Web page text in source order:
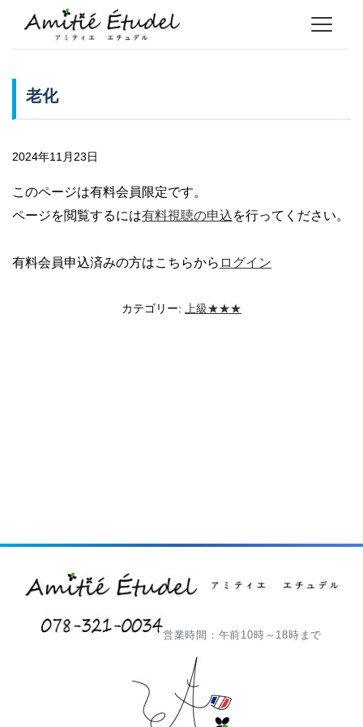
老化
2024年11月23日
このページは有料会員限定です。
ページを閲覧するには有料視聴の申込を行ってください。
有料会員申込済みの方はこちらから ログイン
カテゴリー: 上級★★★
営業時間：午前10時～18時まで